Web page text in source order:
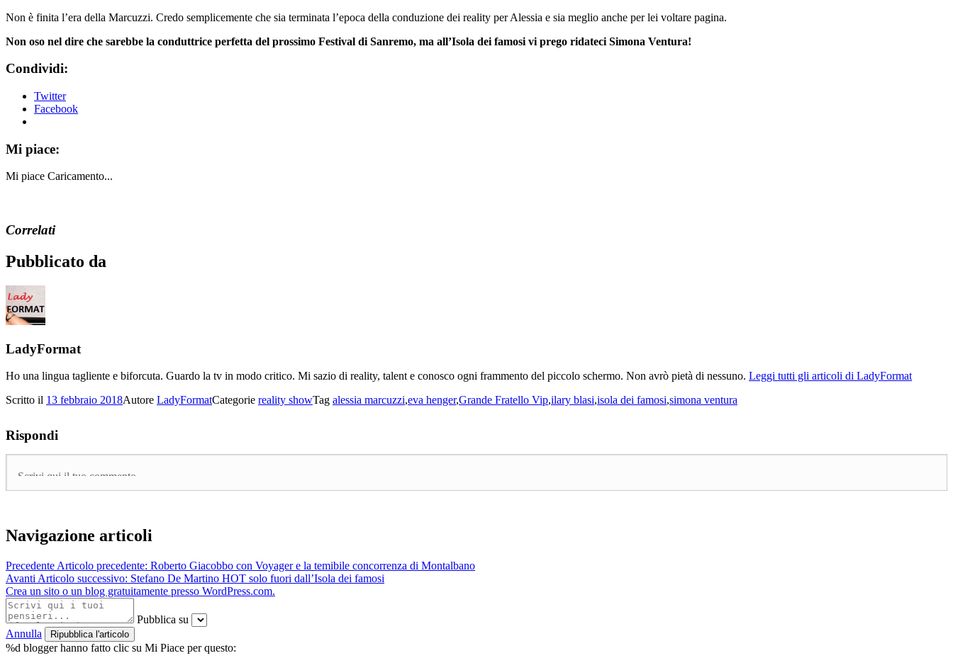
Non è finita l’era della Marcuzzi. Credo semplicemente che sia terminata l’epoca della conduzione dei reality per Alessia e sia meglio anche per lei voltare pagina.
Non oso nel dire che sarebbe la conduttrice perfetta del prossimo Festival di Sanremo, ma all’Isola dei famosi vi prego ridateci Simona Ventura!
Condividi:
Twitter
Facebook
Mi piace:
Mi piace Caricamento...
Correlati
Pubblicato da
LadyFormat
Ho una lingua tagliente e biforcuta. Guardo la tv in modo critico. Mi sazio di reality, talent e conosco ogni frammento del piccolo schermo. Non avrò pietà di nessuno. Leggi tutti gli articoli di LadyFormat
Scritto il 13 febbraio 2018Autore LadyFormatCategorie reality showTag alessia marcuzzi,eva henger,Grande Fratello Vip,ilary blasi,isola dei famosi,simona ventura
Rispondi
Navigazione articoli
Precedente Articolo precedente: Roberto Giacobbo con Voyager e la temibile concorrenza di Montalbano
Avanti Articolo successivo: Stefano De Martino HOT solo fuori dall’Isola dei famosi
Crea un sito o un blog gratuitamente presso WordPress.com.
Pubblica su
Annulla
%d blogger hanno fatto clic su Mi Piace per questo: